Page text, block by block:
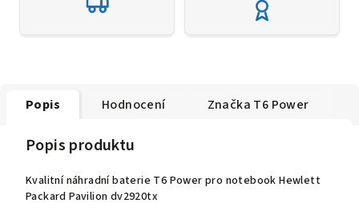
Popis Hodnocení Značka T6 Power
Popis produktu
Kvalitní náhradní baterie T6 Power pro notebook Hewlett
Packard Pavilion dv2920tx